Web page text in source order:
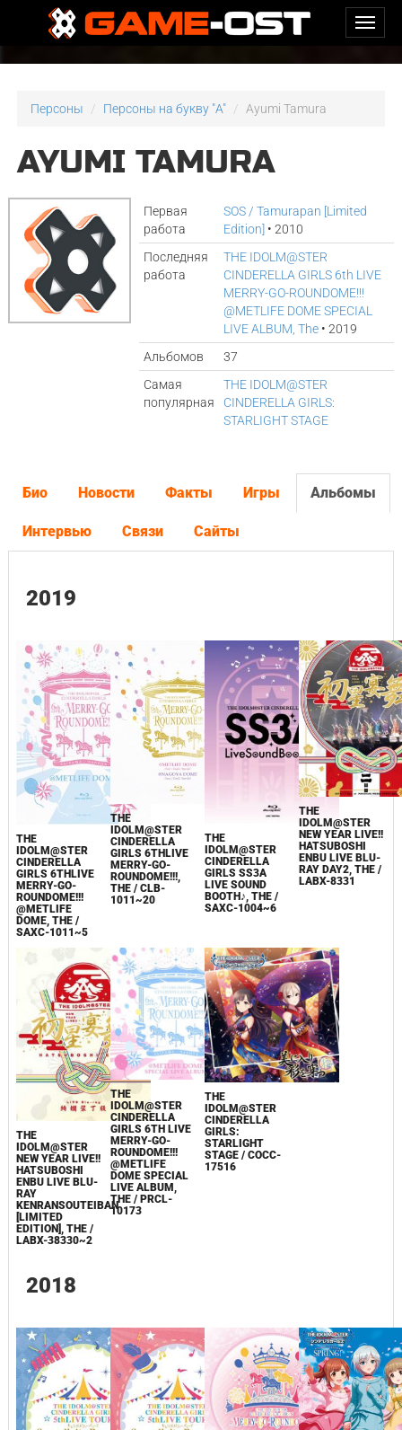
Персоны Персоны на букву "A" Ayumi Tamura
AYUMI TAMURA
Первая
работа
SOS / Tamurapan [Limited
Edition] • 2010
Последняя
работа
THE IDOLM@STER
CINDERELLA GIRLS 6th LIVE
MERRY-GO-ROUNDOME!!!
@METLIFE DOME SPECIAL
LIVE ALBUM, The • 2019
Альбомов
37
Самая
популярная
THE IDOLM@STER
CINDERELLA GIRLS:
STARLIGHT STAGE
Био Новости Факты Игры Альбомы
Интервью Связи Сайты
2019
THE
IDOLM@STER
CINDERELLA
GIRLS 6THLIVE
MERRY-GO-
ROUNDOME!!!
@METLIFE
DOME, THE /
SAXC-1011~5
THE
IDOLM@STER
CINDERELLA
GIRLS 6THLIVE
MERRY-GO-
ROUNDOME!!!,
THE / CLB-
1011~20
THE
IDOLM@STER
CINDERELLA
GIRLS SS3A
LIVE SOUND
BOOTH♪, THE /
SAXC-1004~6
THE
IDOLM@STER
NEW YEAR LIVE!!
HATSUBOSHI
ENBU LIVE BLU-
RAY DAY2, THE /
LABX-8331
THE
IDOLM@STER
NEW YEAR LIVE!!
HATSUBOSHI
ENBU LIVE BLU-
RAY
KENRANSOUTEIBAN
[LIMITED
EDITION], THE /
LABX-38330~2
THE
IDOLM@STER
CINDERELLA
GIRLS 6TH LIVE
MERRY-GO-
ROUNDOME!!!
@METLIFE
DOME SPECIAL
LIVE ALBUM,
THE / PRCL-
10173
THE
IDOLM@STER
CINDERELLA
GIRLS:
STARLIGHT
STAGE / COCC-
17516
2018